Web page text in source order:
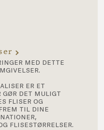
med dette
er et
gør det muligt
fliser og
til dine
flisestørrelser.